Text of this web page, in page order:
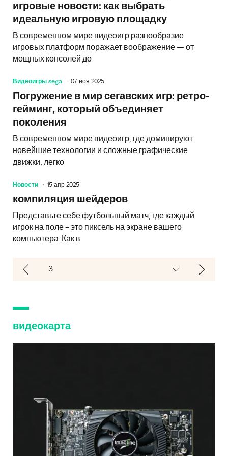
игровые новости: как выбрать
идеальную игровую площадку
В современном мире видеоигр разнообразие
игровых платформ поражает воображение — от
мощных консолей до
Видеоигры sega 07 ноя 2025
Погружение в мир сегавских игр: ретро-
гейминг, который объединяет
поколения
В современном мире видеоигр, где доминируют
новейшие технологии и сложные графические
движки, легко
Новости 15 апр 2025
компиляция шейдеров
Представьте себе футбольный матч, где каждый
игрок на поле – это пиксель на экране вашего
компьютера. Как в
видеокарта